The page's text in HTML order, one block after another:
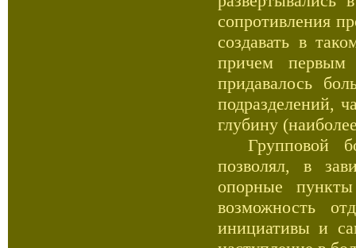
сопротивления
создавать в
причем первым
придавалось
подразделений,
глубину
Групповой
позволял, в
опорные
возможность
инициативы и